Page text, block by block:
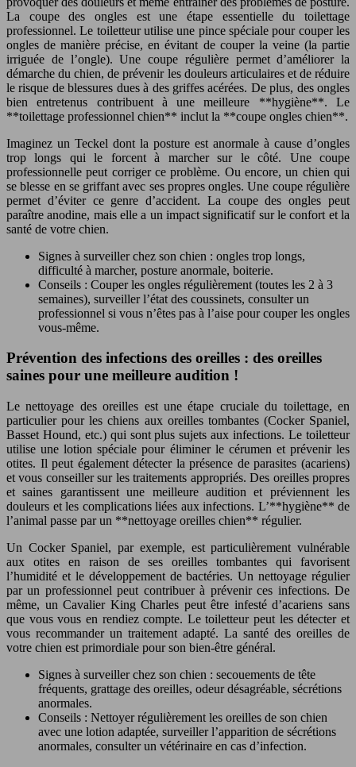
La coupe des ongles est une étape essentielle du toilettage
professionnel. Le toiletteur utilise une pince spéciale pour couper les
ongles de manière précise, en évitant de couper la veine (la partie
irriguée de l’ongle). Une coupe régulière permet d’améliorer la
démarche du chien, de prévenir les douleurs articulaires et de réduire
le risque de blessures dues à des griffes acérées. De plus, des ongles
bien entretenus contribuent à une meilleure **hygiène**. Le
**toilettage professionnel chien** inclut la **coupe ongles chien**.
Imaginez un Teckel dont la posture est anormale à cause d’ongles
trop longs qui le forcent à marcher sur le côté. Une coupe
professionnelle peut corriger ce problème. Ou encore, un chien qui
se blesse en se griffant avec ses propres ongles. Une coupe régulière
permet d’éviter ce genre d’accident. La coupe des ongles peut
paraître anodine, mais elle a un impact significatif sur le confort et la
santé de votre chien.
Signes à surveiller chez son chien : ongles trop longs,
difficulté à marcher, posture anormale, boiterie.
Conseils : Couper les ongles régulièrement (toutes les 2 à 3
semaines), surveiller l’état des coussinets, consulter un
professionnel si vous n’êtes pas à l’aise pour couper les ongles
vous-même.
Prévention des infections des oreilles : des oreilles
saines pour une meilleure audition !
Le nettoyage des oreilles est une étape cruciale du toilettage, en
particulier pour les chiens aux oreilles tombantes (Cocker Spaniel,
Basset Hound, etc.) qui sont plus sujets aux infections. Le toiletteur
utilise une lotion spéciale pour éliminer le cérumen et prévenir les
otites. Il peut également détecter la présence de parasites (acariens)
et vous conseiller sur les traitements appropriés. Des oreilles propres
et saines garantissent une meilleure audition et préviennent les
douleurs et les complications liées aux infections. L’**hygiène** de
l’animal passe par un **nettoyage oreilles chien** régulier.
Un Cocker Spaniel, par exemple, est particulièrement vulnérable
aux otites en raison de ses oreilles tombantes qui favorisent
l’humidité et le développement de bactéries. Un nettoyage régulier
par un professionnel peut contribuer à prévenir ces infections. De
même, un Cavalier King Charles peut être infesté d’acariens sans
que vous vous en rendiez compte. Le toiletteur peut les détecter et
vous recommander un traitement adapté. La santé des oreilles de
votre chien est primordiale pour son bien-être général.
Signes à surveiller chez son chien : secouements de tête
fréquents, grattage des oreilles, odeur désagréable, sécrétions
anormales.
Conseils : Nettoyer régulièrement les oreilles de son chien
avec une lotion adaptée, surveiller l’apparition de sécrétions
anormales, consulter un vétérinaire en cas d’infection.